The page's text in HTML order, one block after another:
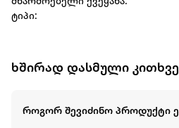
ტიპი:
ხშირად დასმული
როგორ შევიძინო პროდუქტი